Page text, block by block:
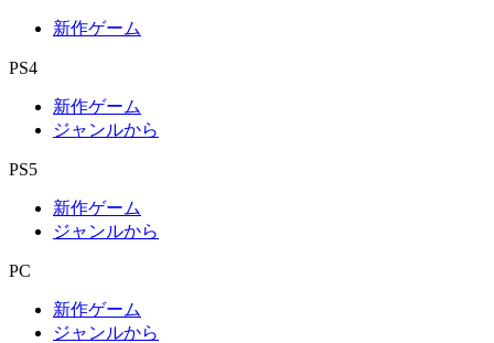
新作ゲーム
PS4
新作ゲーム
ジャンルから
PS5
新作ゲーム
ジャンルから
PC
新作ゲーム
ジャンルから